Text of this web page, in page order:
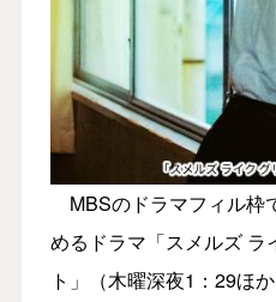
MBSのドラマフィル枠で
めるドラマ 「スメルズ
ト」（木曜深夜1：29ほ